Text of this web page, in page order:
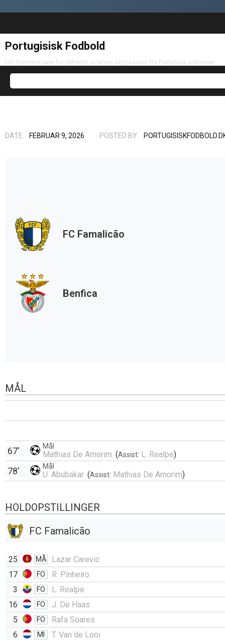
Portugisisk Fodbold
Din hjemmebane for nyheder, analyse og passion fra Portugals grønsvær
DATE: FEBRUAR 9, 2026 POSTED BY:
FC Famalicão
Benfica
MÅL
Mål
Mathias De Amorim (Assist: L. Realpe)
67'
Mål
U. Abubakar (Assist: Mathias De Amorim)
78'
HOLDOPSTILLINGER
FC Famalicão
25 MÅ
Lazar Carević
17
FO
R. Pinheiro
3
FO
L. Realpe
16
FO
J. De Haas
5
FO
Rafa Soares
6
MI
T. Van de Looi